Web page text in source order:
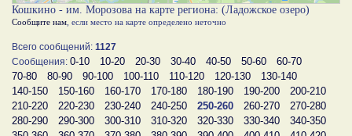
Кошкино - им. Морозова на карте региона: (Ладожское озеро)
Сообщите нам , если место на карте определено неточно
Всего сообщений: 1127
Сообщения: 0-10 10-20 20-30 30-40 40-50 50-60
60-70
70-80
80-90 90-100 100-110 110-120 120-130
130-140
140-150
150-160 160-170 170-180 180-190 190-200
200-210
210-220
220-230 230-240 240-250 250-260 260-270
270-280
280-290
290-300 300-310 310-320 320-330 330-340
340-350